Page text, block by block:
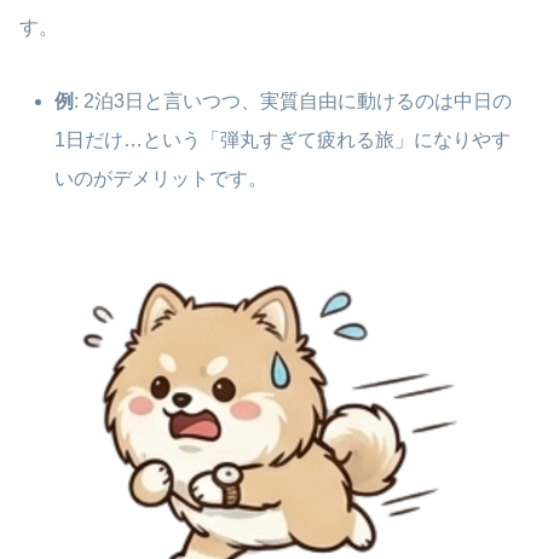
す。
例 : 2泊3日と言いつつ、実質自由に動けるのは中日の
1日だけ…という「弾丸すぎて疲れる旅」になりやす
いのがデメリットです。